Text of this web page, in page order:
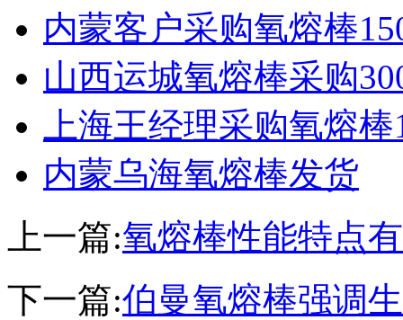
内蒙客户采购氧熔棒
山西运城氧熔棒采购
上海王经理采购氧熔
内蒙乌海氧熔棒发货
上一篇:氧熔棒性能特点
下一篇:伯曼氧熔棒强调